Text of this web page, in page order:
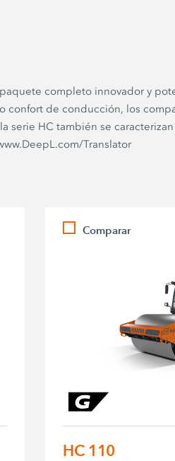
completo innovador y
confort de conducción, los
serie HC también se
Translator
Comparar
HC 110